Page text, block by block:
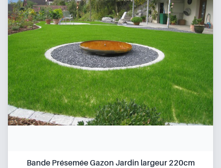
Bande Présemée Gazon Jardin largeur 220cm